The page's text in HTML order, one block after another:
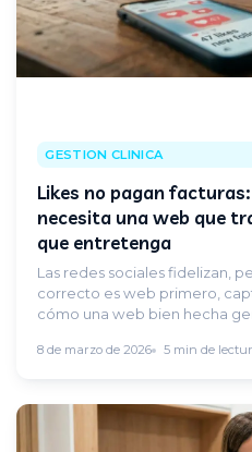
GESTION CLINICA
Likes no pagan
necesita una web que
que entretenga
Las redes sociales fidelizan,
correcto es web primero,
cómo una web bien hecha
8 de marzo de 2026 5 min de